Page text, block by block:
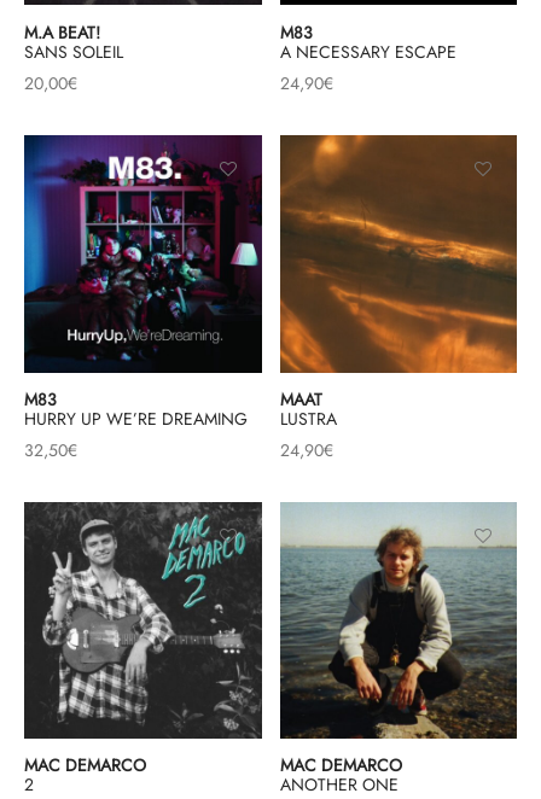
M.A BEAT!
SANS SOLEIL
20,00€
M83
A NECESSARY ESCAPE
24,90€
M83
HURRY UP WE’RE DREAMING
32,50€
MAAT
LUSTRA
24,90€
MAC DEMARCO
2
MAC DEMARCO
ANOTHER ONE